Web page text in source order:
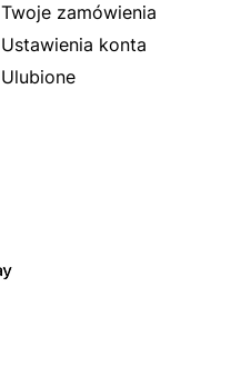
Twoje zamówienia
Ustawienia konta
Ulubione